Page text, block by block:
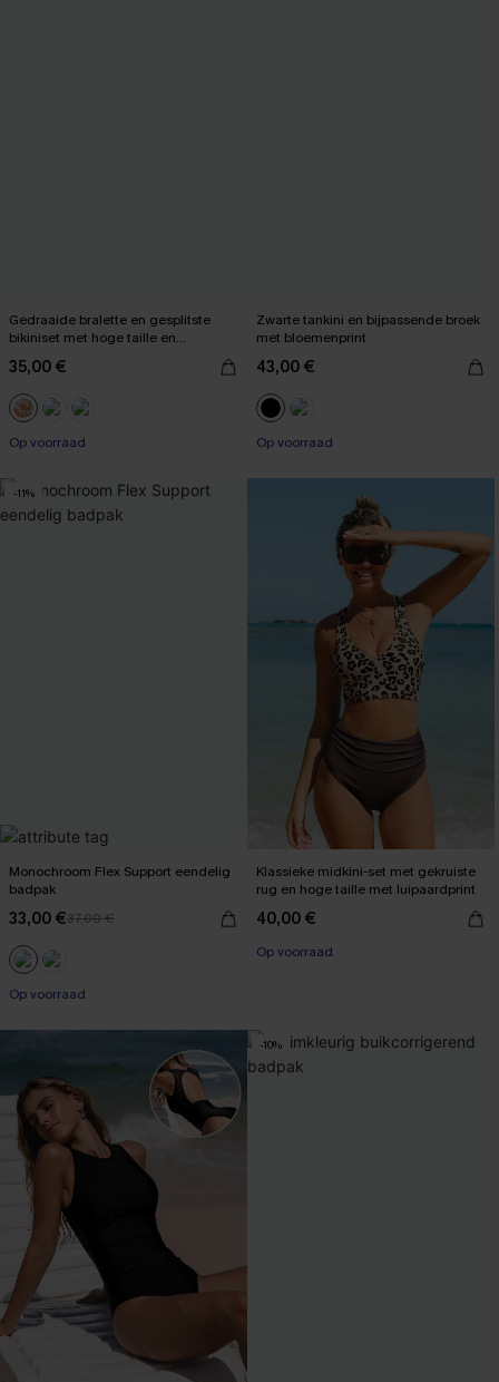
Gedraaide bralette en gesplitste
bikiniset met hoge taille en
35,00 €
【AG18】2 met 10% korting
Op voorraad
Zwarte tankini en bijpassende broek
met bloemenprint
43,00 €
【AG18】2 met 10% korting
Op voorraad
-11%
Monochroom Flex Support eendelig
badpak
33,00 €37,00 €
【AG18】2 met 10% korting
Op voorraad
Klassieke midkini-set met gekruiste
rug en hoge taille met luipaardprint
40,00 €
Op voorraad
-10%